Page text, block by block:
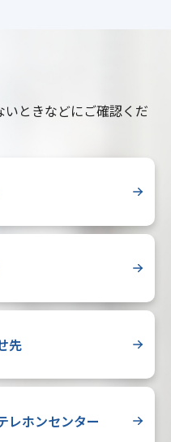
ときなどにご確認くだ
先
レホンセンター